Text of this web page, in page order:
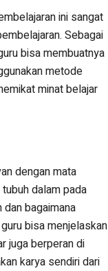
ini sangat
Sebagai
bisa membuatnya
metode
minat belajar
dengan mata
dalam pada
bagaimana
bisa menjelaskan
juga berperan di
karya sendiri dari